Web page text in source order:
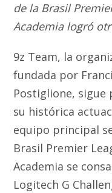
de la Brasil
Academia logró
9z Team, la
fundada por
Postiglione, sigue
su histórica
equipo principal
Brasil Premier
Academia se
Logitech G